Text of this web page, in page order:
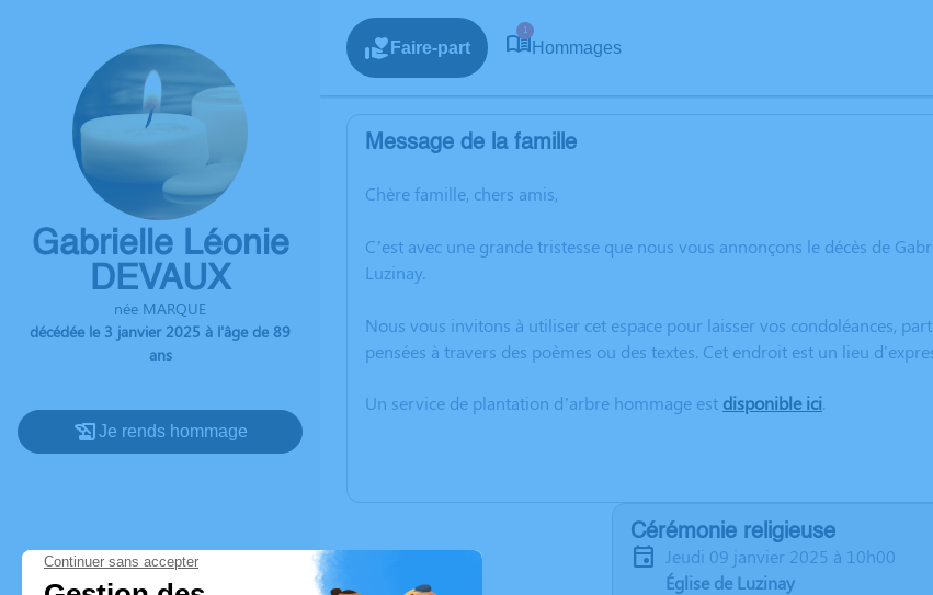
Gabrielle Léonie
DEVAUX
née MARQUE
décédée le 3 janvier 2025 à l'âge de 89
ans
Je rends hommage
Faire-part
1
Hommages
Message de la famille
Chère famille, chers amis,
C’est avec une grande tristesse que nous vous annonçons le décès de
Luzinay.
Nous vous invitons à utiliser cet espace pour laisser vos condoléances,
pensées à travers des poèmes ou des textes. Cet endroit est un lieu
Un service de plantation d’arbre hommage est disponible ici.
Cérémonie religieuse
jeudi 09 janvier 2025 à 10h00
Église de Luzinay